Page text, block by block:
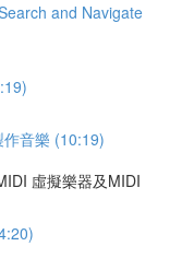
and Navigate
音樂 (10:19)
虛擬樂器及MIDI